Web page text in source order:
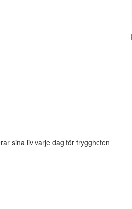
sina liv varje dag för tryggheten